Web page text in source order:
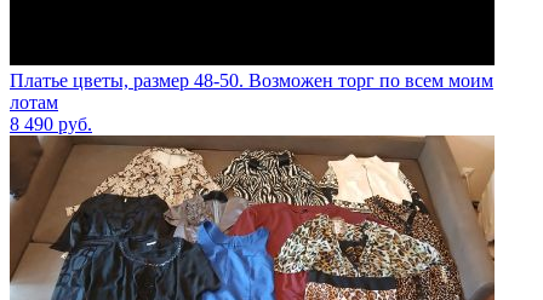
Платье цветы, размер 48-50. Возможен торг по всем моим
лотам
8 490 руб.